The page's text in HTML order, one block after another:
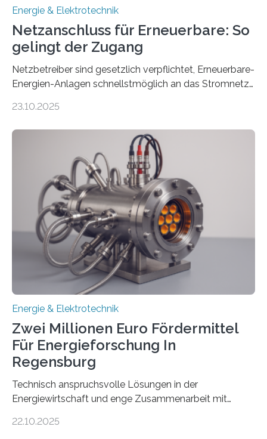
Energie & Elektrotechnik
Netzanschluss für Erneuerbare: So
gelingt der Zugang
Netzbetreiber sind gesetzlich verpflichtet, Erneuerbare-
Energien-Anlagen schnellstmöglich an das Stromnetz
ermöglichen. Doch der dafür nötige Netzausbau hinkt
einem „Anschlussstau“. Die Stiftung
Umweltenergierecht hat den Rechtsrahmen in einem
neuen Bericht für die Praxis eingeordnet – inklusive der
Rolle von flexiblen Netzanschlussvereinbarungen. Der
Netzanschluss von Erneuerbare-Energien-Anlagen
(EE-Anlagen) ist entscheidend für die Energiewende.
Denn ohne Anschluss an das Netz kann kein Strom
eingespeist werden. Nach dem Erneuerbare-Energien-
Gesetz (EEG) sind Netzbetreiber…
23.10.2025
Energie & Elektrotechnik
Zwei Millionen Euro Fördermittel
Für Energieforschung In
Regensburg
Technisch anspruchsvolle Lösungen in der
Energiewirtschaft und enge Zusammenarbeit mit
neuen EU-geförderten Transfer-Projekte zu
22.10.2025